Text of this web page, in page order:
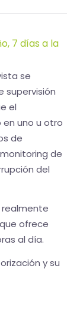
7 días a la
se
supervisión
el
uno u otro
de
de
del
que ofrece
al día.
y su